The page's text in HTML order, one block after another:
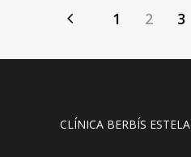
1 2 3
CLÍNICA BERBÍS ESTELA